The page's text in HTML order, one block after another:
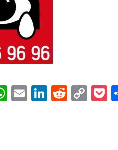
WhatsApp
EmailLinkedIn
Reddit